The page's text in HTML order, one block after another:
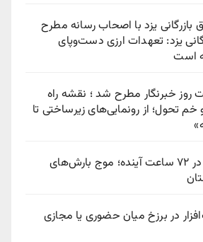
یزد با اصحاب رسانه مطرح
یزد: تعهدات ارزی دست‌وپای
است
روز خبرنگار مطرح شد ؛ نقشه راه
خم تحول؛ از رونمایی‌های زیرساختی تا
وضعیت جوی کشور در ۷۲ ساعت آینده؛ موج بارش‌های
در برزخ میان حضوری یا مجازی